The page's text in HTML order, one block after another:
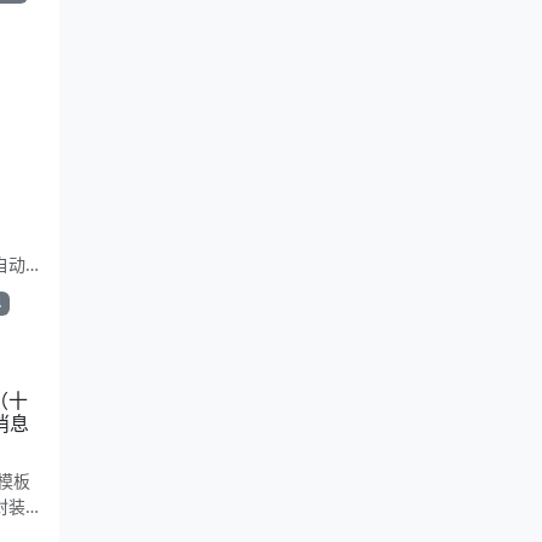
动
复
十
息
板
装